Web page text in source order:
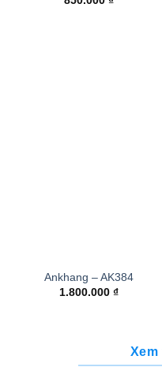
Ankhang – AK384
1.800.000 ₫
Xem